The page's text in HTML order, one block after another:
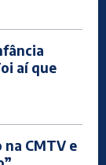
aí que
CMTV e